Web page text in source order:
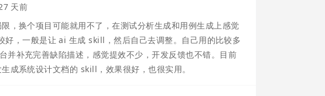
天前
，换个项目可能就用不了，在测试分析生成和用例生成上感觉
好，一般是让 ai 生成 skill，然后自己去调整。自己用的比较多
并补充完善缺陷描述，感觉提效不少，开发反馈也不错。目前
成系统设计文档的 skill，效果很好，也很实用。